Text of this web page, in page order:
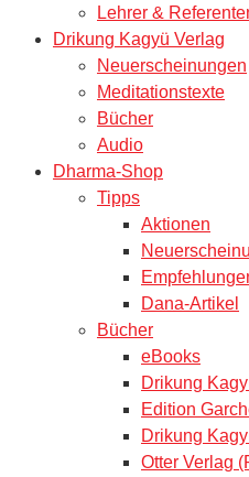
Lehrer &
Drikung Kagyü Verlag
Neuerscheinungen
Meditationstexte
Bücher
Audio
Dharma-Shop
Tipps
Aktionen
Dana-Artikel
Bücher
eBooks
Drikung
Edition
Drikung
Otter Verlag